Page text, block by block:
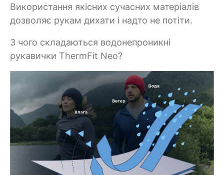
Використання якісних сучасних матеріалів
дозволяє рукам дихати і надто не потіти.
З чого складаються водонепроникні
рукавички ThermFit Neo?